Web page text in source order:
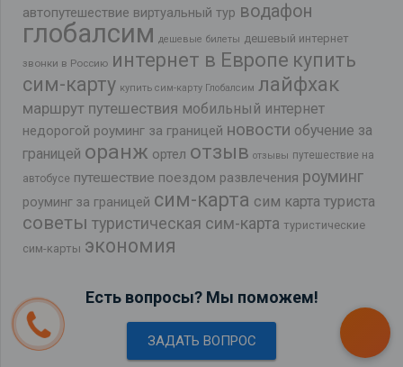
автопутешествие виртуальный тур водафон
глобалсим дешевые билеты дешевый интернет
звонки в Россию интернет в Европе купить
сим-карту купить сим-карту Глобалсим лайфхак
маршрут путешествия мобильный интернет
недорогой роуминг за границей новости обучение за
границей оранж ортел отзыв отзывы путешествие на
автобусе путешествие поездом развлечения роуминг
роуминг за границей сим-карта сим карта туриста
советы туристическая сим-карта туристические
сим-карты экономия
Есть вопросы? Мы поможем!
ЗАДАТЬ ВОПРОС